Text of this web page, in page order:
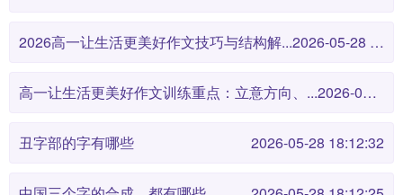
2026高一让生活更美好作文技巧与结构解... 2026-05-28 18:12:46
高一让生活更美好作文训练重点：立意方向、... 2026-05-28 18:12:38
丑字部的字有哪些 2026-05-28 18:12:32